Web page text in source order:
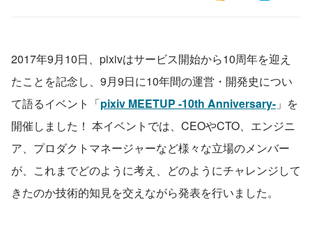
2017年9月10日、pixivはサービス開始から10周年を迎え
たことを記念し、9月9日に10年間の運営・開発史につい
て語るイベント「pixiv MEETUP -10th Anniversary- 」を
開催しました！ 本イベントでは、CEOやCTO、エンジニ
ア、プロダクトマネージャーなど様々な立場のメンバー
が、これまでどのように考え、どのようにチャレンジして
きたのか技術的知見を交えながら発表を行いました。